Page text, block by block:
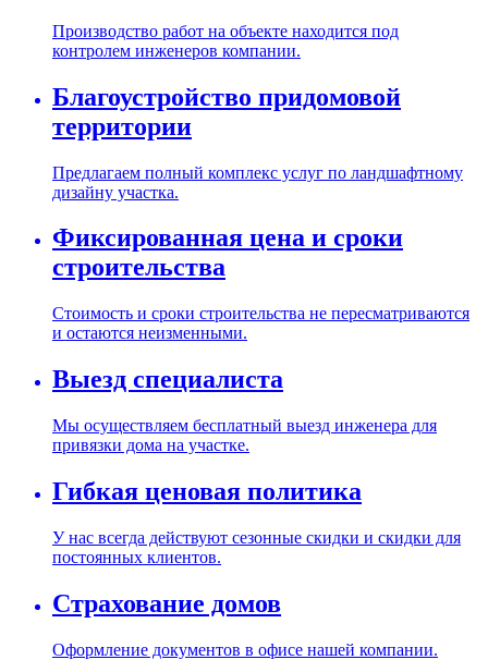
Производство работ на объекте находится под
контролем инженеров компании.
Благоустройство придомовой
территории
Предлагаем полный комплекс услуг по ландшафтному
дизайну участка.
Фиксированная цена и сроки
строительства
Стоимость и сроки строительства не пересматриваются
и остаются неизменными.
Выезд специалиста
Мы осуществляем бесплатный выезд инженера для
привязки дома на участке.
Гибкая ценовая политика
У нас всегда действуют сезонные скидки и скидки для
постоянных клиентов.
Страхование домов
Оформление документов в офисе нашей компании.